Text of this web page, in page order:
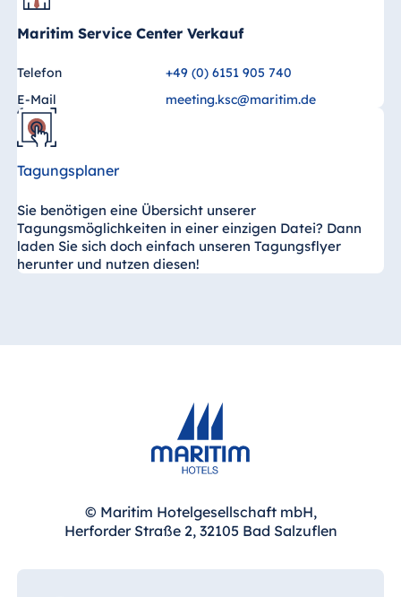
Maritim Service Center Verkauf
Telefon
+49 (0) 6151 905 740
E-Mail
meeting.ksc@maritim.de
Tagungsplaner
Sie benötigen eine Übersicht unserer
Tagungsmöglichkeiten in einer einzigen Datei? Dann
laden Sie sich doch einfach unseren Tagungsflyer
herunter und nutzen diesen!
© Maritim Hotelgesellschaft mbH,
Herforder Straße 2, 32105 Bad Salzuflen